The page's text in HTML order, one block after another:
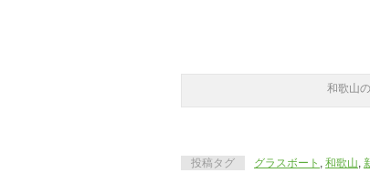
和歌山
投稿タグ グラスボート , 和歌山,